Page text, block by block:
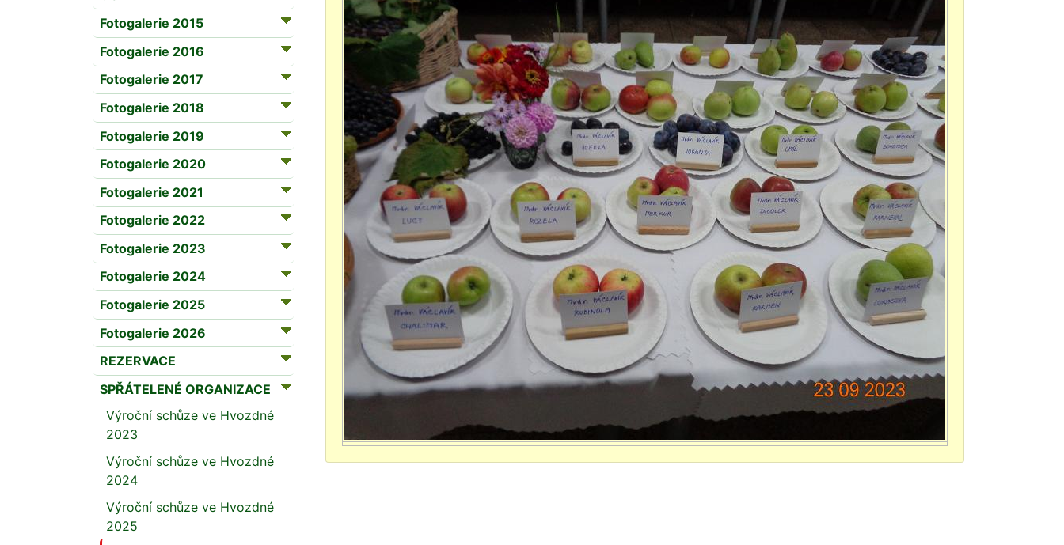
Fotogalerie 2015
Fotogalerie 2016
Fotogalerie 2017
Fotogalerie 2018
Fotogalerie 2019
Fotogalerie 2020
Fotogalerie 2021
Fotogalerie 2022
Fotogalerie 2023
Fotogalerie 2024
Fotogalerie 2025
Fotogalerie 2026
REZERVACE
SPŘÁTELENÉ ORGANIZACE
Výroční schůze ve Hvozdné
2023
Výroční schůze ve Hvozdné
2024
Výroční schůze ve Hvozdné
2025